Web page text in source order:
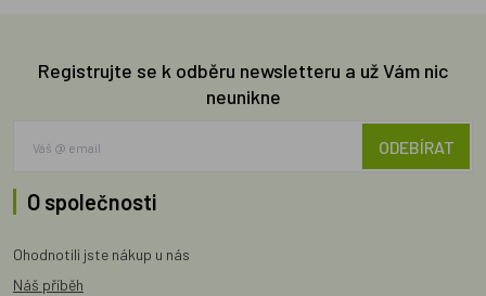
Registrujte se k odběru newsletteru a už Vám nic
neunikne
ODEBÍRAT
O společnosti
Ohodnotili jste nákup u nás
Náš příběh